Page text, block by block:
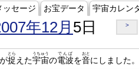
ッセージ お宝データ 宇宙カレン
年12月 5日 >
が捉
とら
えた宇宙
うちゅう
の電波
でんぱ
を音
おと
にしました。